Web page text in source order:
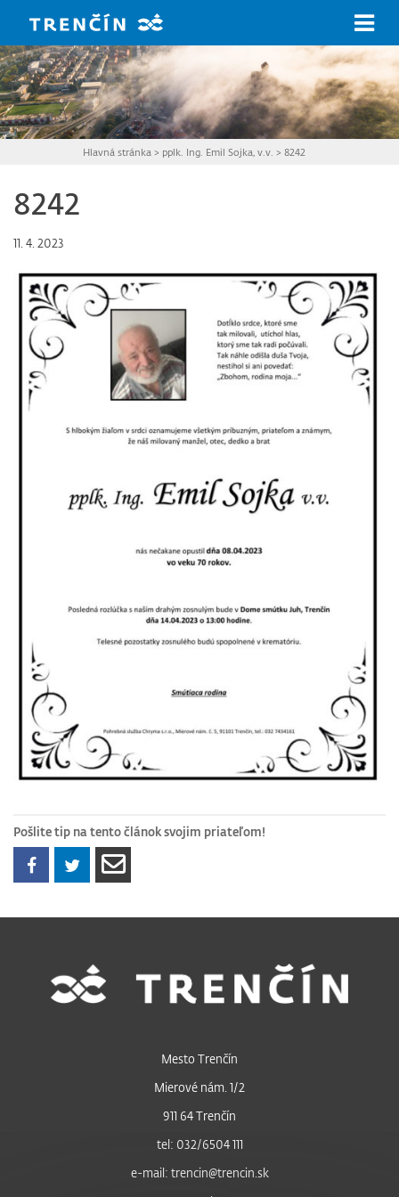
Hlavná stránka > pplk. Ing. Emil Sojka, v.v. >8242
8242
11. 4. 2023
Pošlite tip na tento článok svojim priateľom!
Mesto Trenčín
Mierové nám. 1/2
911 64 Trenčín
tel: 032/6504 111
e-mail: trencin@trencin.sk